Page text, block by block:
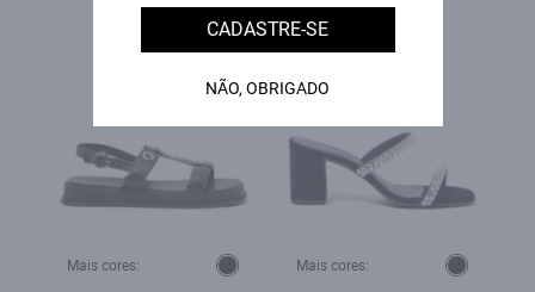
Mais cores: Mais cores:
CADASTRE-SE
NÃO, OBRIGADO